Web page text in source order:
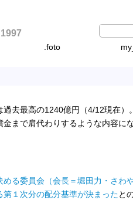
.foto
去最高の1240億円（4/12現在）
まで肩代わりするような内容に
める委員会（会長＝堀田力・さわ
１次分の配分基準が決まったと